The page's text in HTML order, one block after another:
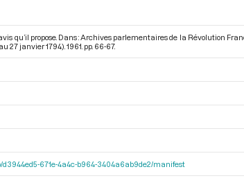
qu’il propose. Dans : Archives parlementaires de la Révolution
27 janvier 1794) . 1961. pp. 66-67.
d3944ed5-671e-4a4c-b964-3404a6ab9de2/manifest